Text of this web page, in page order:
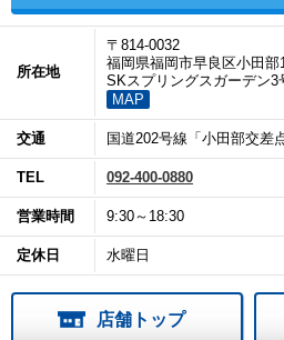
所在地
〒814-0032
福岡県福岡市早良区小田部
SKスプリングスガーデン3
MAP
交通 国道202号線「小田部交差
TEL 092-400-0880
営業時間 9:30～18:30
定休日 水曜日
店舗トップ